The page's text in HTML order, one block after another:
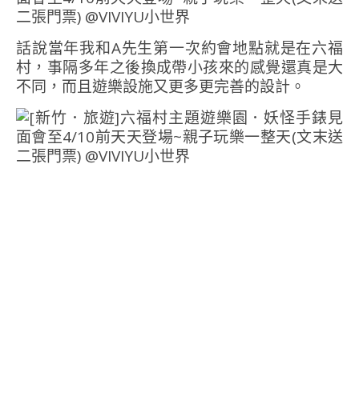
話說當年我和A先生第一次約會地點就是在六福
村，事隔多年之後換成帶小孩來的感覺還真是大
不同，而且遊樂設施又更多更完善的設計。